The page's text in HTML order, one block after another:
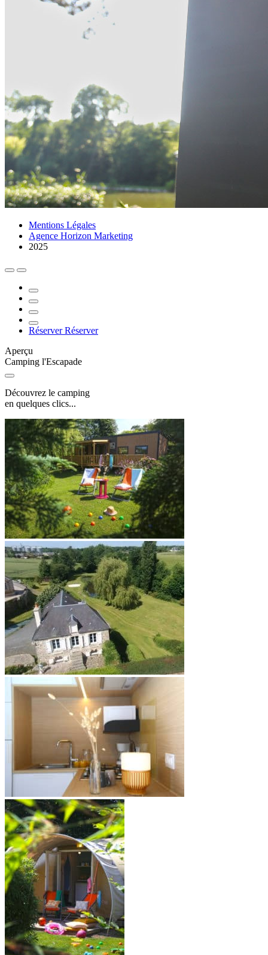
Mentions Légales
Agence Horizon Marketing
2025
Réserver Réserver
Aperçu
Camping l'Escapade
Découvrez le camping
en quelques clics...